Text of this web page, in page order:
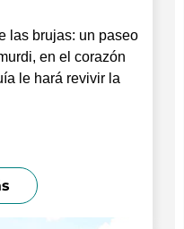
las brujas: un paseo
en el corazón
le hará revivir la